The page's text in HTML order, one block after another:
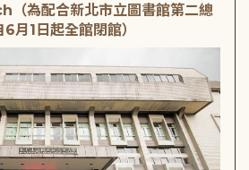
為配合新北市立圖書館第二總
月1日起全館閉館）